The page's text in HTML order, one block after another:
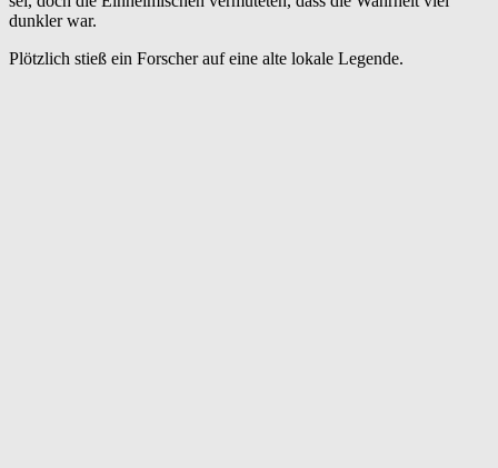
dunkler war.
Plötzlich stieß ein Forscher auf eine alte lokale Legende.